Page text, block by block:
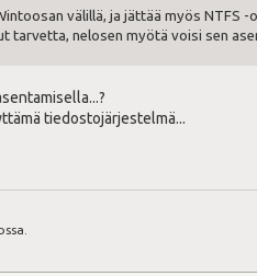
välillä, ja jättää myös NTFS -
tarvetta, nelosen myötä voisi sen
tiedostojärjestelmä...